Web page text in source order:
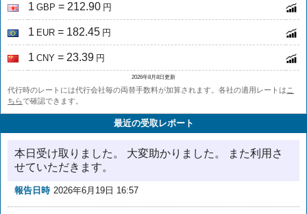
1 GBP = 212.90 円
1 EUR = 182.45 円
1 CNY = 23.39 円
2026年8月8日更新
代行時のレートには代行会社毎の両替手数料が加算されます。各社の適用レートは こ
ちらで確認できます。
最近の受取レポート
本日受け取りました。 大変助かりました。 また利用さ
せていただきます。
報告日時 2026年6月19日 16:57